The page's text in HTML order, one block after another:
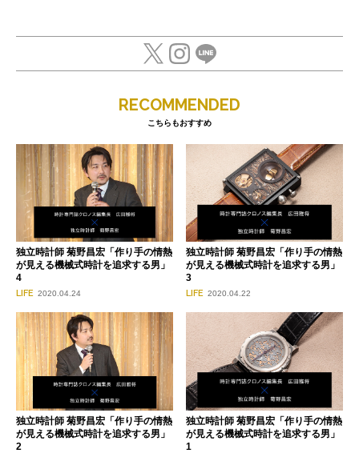
RECOMMENDED
こちらもおすすめ
独立時計師 菊野昌宏「作り手の情熱
が見える機械式時計を追求する男」
4
LIFE 2020.04.24
独立時計師 菊野昌宏「作り手の情熱
が見える機械式時計を追求する男」
3
LIFE 2020.04.22
独立時計師 菊野昌宏「作り手の情熱
が見える機械式時計を追求する男」
2
独立時計師 菊野昌宏「作り手の情熱
が見える機械式時計を追求する男」
1